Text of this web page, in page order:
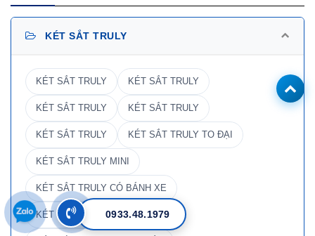
KÉT SẮT TRULY
KÉT SẮT TRULY KÉT SẮT TRULY
KÉT SẮT TRULY KÉT SẮT TRULY
KÉT SẮT TRULY KÉT SẮT TRULY TO ĐẠI
KÉT SẮT TRULY MINI
KÉT SẮT TRULY CÓ BÁNH XE
KÉT SẮT TRULY HAI TẦNG
0933.48.1979